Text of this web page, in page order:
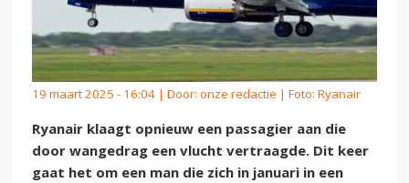
19 maart 2025 - 16:04 | Door: onze redactie | Foto: Ryanair
Ryanair klaagt opnieuw een passagier aan die
door wangedrag een vlucht vertraagde. Dit keer
gaat het om een man die zich in januari in een